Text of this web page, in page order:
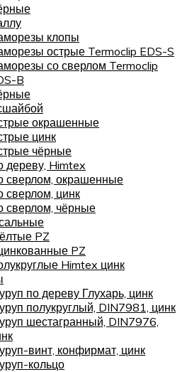
клопы
острые Termoclip EDS-S
со сверлом Termoclip
B
окрашенные
цинк
чёрные
дереву, Himtex
сверлом, окрашенные
сверлом, цинк
сверлом, чёрные
PZ
PZ
Himtex цинк
по дереву Глухарь, цинк
полукруглый, DIN7981, цинк
шестагранный, DIN7976,
винт, конфирмат, цинк
кольцо